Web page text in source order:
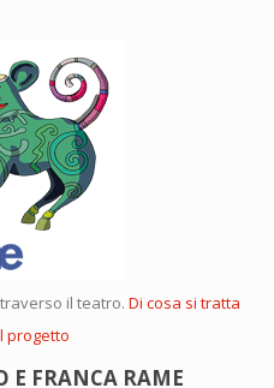
il teatro. Di cosa si tratta
progetto
E FRANCA RAME